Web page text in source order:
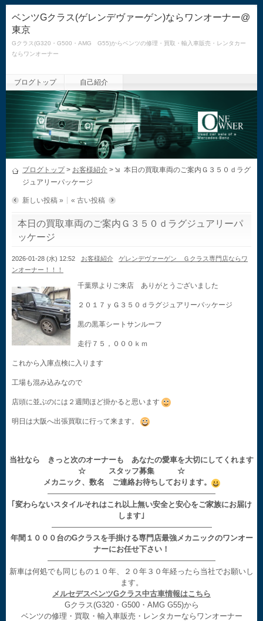
ベンツGクラス(ゲレンデヴァーゲン)ならワンオーナー@
東京
Gクラス(G320・G500・AMG G55)からベンツの修理・買取・輸入車販売・レンタカー
ならワンオーナー
ブログトップ 自己紹介
ブログトップ> お客様紹介 >
本日の買取車両のご案内Ｇ３５０ｄラグ
ジュアリーパッケージ
新しい投稿 » « 古い投稿
本日の買取車両のご案内Ｇ３５０ｄラグジュアリーパ
ッケージ
2026-01-28 (水) 12:52 お客様紹介
ゲレンデヴァーゲン Ｇクラス専門店ならワ
ンオーナー！！！
千葉県よりご来店 ありがとうございました
２０１７ｙＧ３５０ｄラグジュアリーパッケージ
黒の黒革シートサンルーフ
走行７５，０００ｋｍ
これから入庫点検に入ります
工場も混み込みなので
店頭に並ぶのには２週間ほど掛かると思います
明日は大阪へ出張買取に行って来ます。
当社なら きっと次のオーナーも あなたの愛車を大切にしてくれます
☆ スタッフ募集 ☆
メカニック、数名 ご連絡お待ちしております。
——————————————————————
｢変わらないスタイルそれはこれ以上無い安全と安心をご家族にお届け
します｣
—————————————————————
年間１０００台のGクラスを手掛ける専門店最強メカニックのワンオー
ナーにお任せ下さい！
——————————————————————
新車は何処でも同じもの１０年、２０年３０年経ったら当社でお願いし
ます。
メルセデスベンツGクラス中古車情報はこちら
Gクラス(G320・G500・AMG G55)から
ベンツの修理・買取・輸入車販売・レンタカーならワンオーナー